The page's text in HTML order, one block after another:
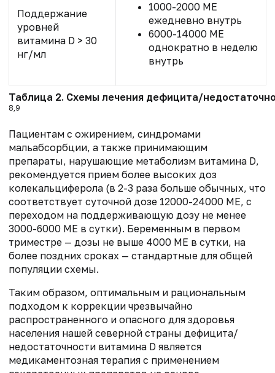
Поддержание
уровней
витамина D > 30
нг/мл
1000-2000 МЕ
ежедневно внутрь
6000-14000 МЕ
однократно в неделю
внутрь
Таблица 2. Схемы лечения дефицита/
8,9
Пациентам с ожирением, синдромами
мальабсорбции, а также принимающим
препараты, нарушающие метаболизм витамина D,
рекомендуется прием более высоких доз
колекальциферола (в 2-3 раза больше обычных, что
соответствует суточной дозе 12000-24000 МЕ, с
переходом на поддерживающую дозу не менее
3000-6000 МЕ в сутки). Беременным в первом
триместре — дозы не выше 4000 МЕ в сутки, на
более поздних сроках — стандартные для общей
популяции схемы.
Таким образом, оптимальным и рациональным
подходом к коррекции чрезвычайно
распространенного и опасного для здоровья
населения нашей северной страны дефицита/
недостаточности витамина D является
медикаментозная терапия с применением